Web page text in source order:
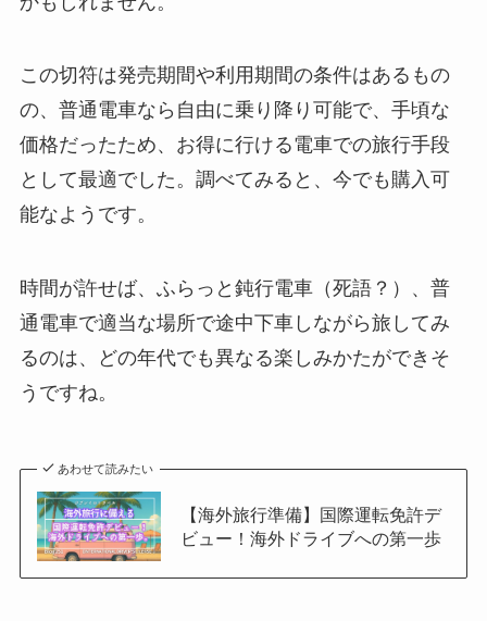
この切符は発売期間や利用期間の条件はあるもの
の、普通電車なら自由に乗り降り可能で、手頃な
価格だったため、お得に行ける電車での旅行手段
として最適でした。調べてみると、今でも購入可
能なようです。
時間が許せば、ふらっと鈍行電車（死語？）、普
通電車で適当な場所で途中下車しながら旅してみ
るのは、どの年代でも異なる楽しみかたができそ
うですね。
あわせて読みたい
【海外旅行準備】国際運転免許デ
ビュー！海外ドライブへの第一歩